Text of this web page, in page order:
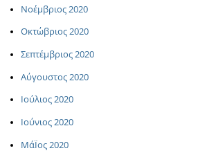
Νοέμβριος 2020
Οκτώβριος 2020
Σεπτέμβριος 2020
Αύγουστος 2020
Ιούλιος 2020
Ιούνιος 2020
ΜάΪος 2020